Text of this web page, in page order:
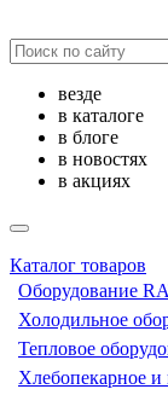
везде
в каталоге
в блоге
в новостях
в акциях
Каталог товаров
Оборудование
Холодильное
Тепловое
Хлебопекарное и